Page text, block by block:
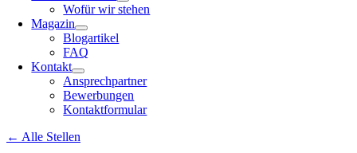
Wofür wir stehen
Magazin
Blogartikel
FAQ
Kontakt
Ansprechpartner
Bewerbungen
Kontaktformular
← Alle Stellen